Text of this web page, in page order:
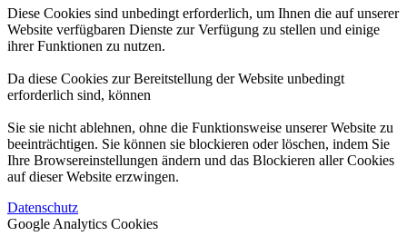
Diese Cookies sind unbedingt erforderlich, um Ihnen die auf unserer
Website verfügbaren Dienste zur Verfügung zu stellen und einige
ihrer Funktionen zu nutzen.
Da diese Cookies zur Bereitstellung der Website unbedingt
erforderlich sind, können
Sie sie nicht ablehnen, ohne die Funktionsweise unserer Website zu
beeinträchtigen. Sie können sie blockieren oder löschen, indem Sie
Ihre Browsereinstellungen ändern und das Blockieren aller Cookies
auf dieser Website erzwingen.
Datenschutz
Google Analytics Cookies